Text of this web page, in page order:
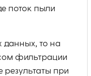
поток пыли
данных, то на
фильтрации
результаты при